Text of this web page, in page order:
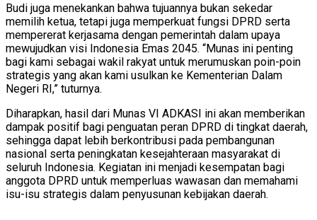
Budi juga menekankan bahwa tujuannya bukan sekedar
memilih ketua, tetapi juga memperkuat fungsi DPRD serta
mempererat kerjasama dengan pemerintah dalam upaya
mewujudkan visi Indonesia Emas 2045. “Munas ini penting
bagi kami sebagai wakil rakyat untuk merumuskan poin-poin
strategis yang akan kami usulkan ke Kementerian Dalam
Negeri RI,” tuturnya.
Diharapkan, hasil dari Munas VI ADKASI ini akan memberikan
dampak positif bagi penguatan peran DPRD di tingkat daerah,
sehingga dapat lebih berkontribusi pada pembangunan
nasional serta peningkatan kesejahteraan masyarakat di
seluruh Indonesia. Kegiatan ini menjadi kesempatan bagi
anggota DPRD untuk memperluas wawasan dan memahami
isu-isu strategis dalam penyusunan kebijakan daerah.